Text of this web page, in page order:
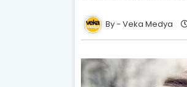
Veka Medya